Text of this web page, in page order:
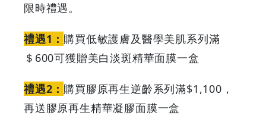
限時禮遇。
禮遇1： 購買低敏護膚及醫學美肌系列滿
＄600可獲贈美白淡斑精華面膜一盒
禮遇2： 購買膠原再生逆齡系列滿$1,100，
再送膠原再生精華凝膠面膜一盒